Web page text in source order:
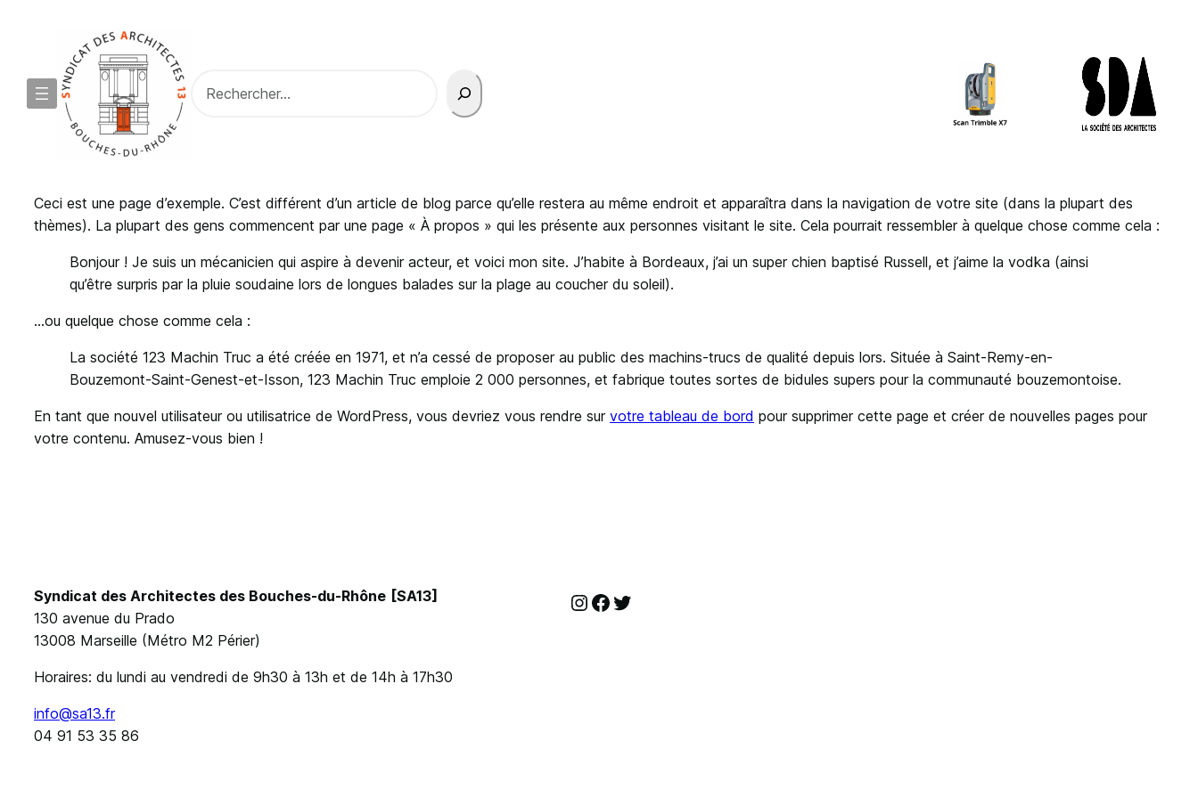
contenu
Ceci est une page d’exemple. C’est différent d’un article de blog parce qu’elle restera au même endroit et apparaîtra dans la navigation de votre site (dans la plupart des
thèmes). La plupart des gens commencent par une page « À propos » qui les présente aux personnes visitant le site. Cela pourrait ressembler à quelque chose comme cela :
Bonjour ! Je suis un mécanicien qui aspire à devenir acteur, et voici mon site. J’habite à Bordeaux, j’ai un super chien baptisé Russell, et j’aime la vodka (ainsi
qu’être surpris par la pluie soudaine lors de longues balades sur la plage au coucher du soleil).
…ou quelque chose comme cela :
La société 123 Machin Truc a été créée en 1971, et n’a cessé de proposer au public des machins-trucs de qualité depuis lors. Située à Saint-Remy-en-
Bouzemont-Saint-Genest-et-Isson, 123 Machin Truc emploie 2 000 personnes, et fabrique toutes sortes de bidules supers pour la communauté bouzemontoise.
En tant que nouvel utilisateur ou utilisatrice de WordPress, vous devriez vous rendre sur votre tableau de bord pour supprimer cette page et créer de nouvelles pages pour
votre contenu. Amusez-vous bien !
Syndicat des Architectes des Bouches-du-Rhône [SA13]
130 avenue du Prado
13008 Marseille (Métro M2 Périer)
Horaires: du lundi au vendredi de 9h30 à 13h et de 14h à 17h30
info@sa13.fr
04 91 53 35 86
InstagramFacebook Twitter